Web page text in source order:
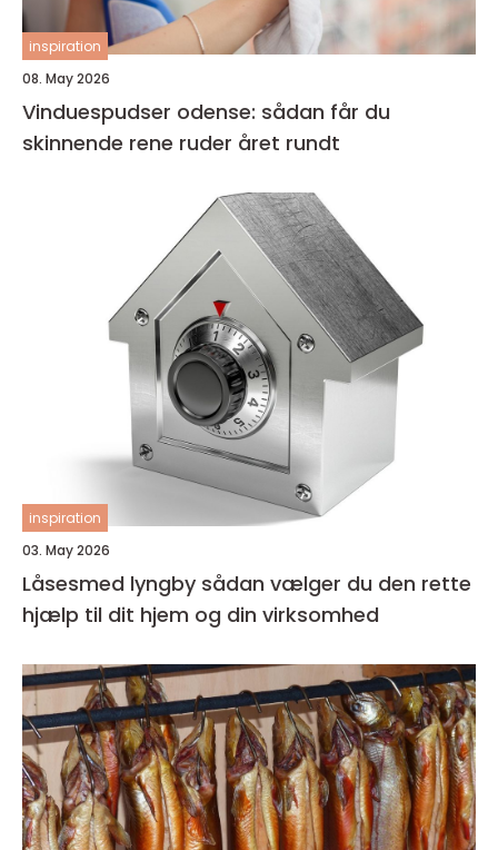
inspiration
08. May 2026
Vinduespudser odense: sådan får du
skinnende rene ruder året rundt
inspiration
03. May 2026
Låsesmed lyngby sådan vælger du den rette
hjælp til dit hjem og din virksomhed